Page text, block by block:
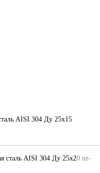
AISI 304 Ду 25х15